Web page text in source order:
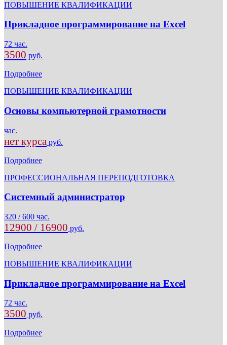
ПОВЫШЕНИЕ КВАЛИФИКАЦИИ
Прикладное программирование на Excel
72 час.
3500 руб.
Подробнее
ПОВЫШЕНИЕ КВАЛИФИКАЦИИ
Основы компьютерной грамотности
час.
нет курса руб.
Подробнее
ПРОФЕССИОНАЛЬНАЯ ПЕРЕПОДГОТОВКА
Системный администратор
320 / 600 час.
12900 / 16900 руб.
Подробнее
ПОВЫШЕНИЕ КВАЛИФИКАЦИИ
Прикладное программирование на Excel
72 час.
3500 руб.
Подробнее